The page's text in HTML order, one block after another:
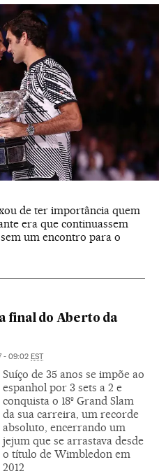
de ter importância quem
era que continuassem
um encontro para o
final do Aberto da
- 09:02 EST
Suíço de 35 anos se impõe ao
espanhol por 3 sets a 2 e
conquista o 18º Grand Slam
da sua carreira, um recorde
absoluto, encerrando um
jejum que se arrastava desde
o título de Wimbledon em
2012